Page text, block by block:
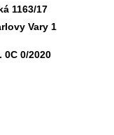
1163/17
Vary 1
0C 0/2020